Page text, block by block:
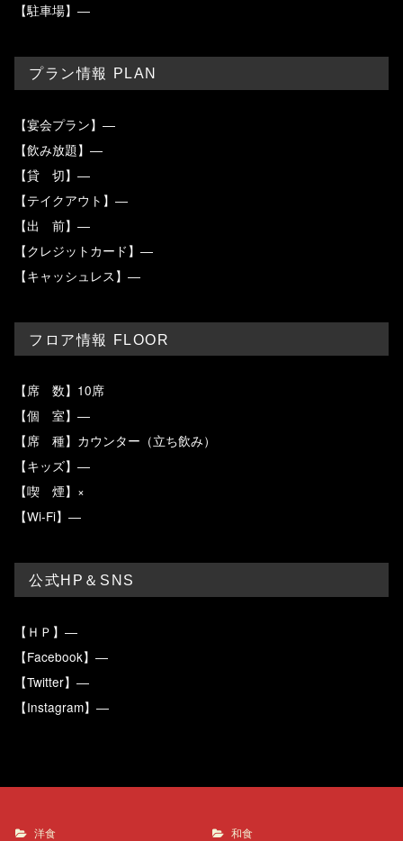
【駐車場】―
プラン情報 PLAN
【宴会プラン】―
【飲み放題】―
【貸 切】―
【テイクアウト】―
【出 前】―
【クレジットカード】―
【キャッシュレス】―
フロア情報 FLOOR
【席 数】10席
【個 室】―
【席 種】カウンター（立ち飲み）
【キッズ】―
【喫 煙】×
【Wi-Fi】―
公式HP＆SNS
【ＨＰ】―
【Facebook】―
【Twitter】―
【Instagram】―
洋食 和食